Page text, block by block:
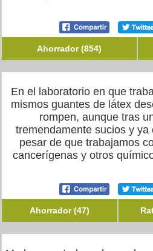
Ahorrador (854)
En el laboratorio en que
mismos guantes de látex
rompen, aunque tras
tremendamente sucios y
pesar de que trabajamos
cancerígenas y otros
Ahorrador (47)